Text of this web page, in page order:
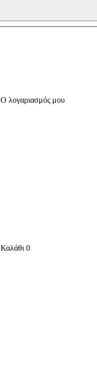
Ο λογαριασμός μου
Καλάθι 0